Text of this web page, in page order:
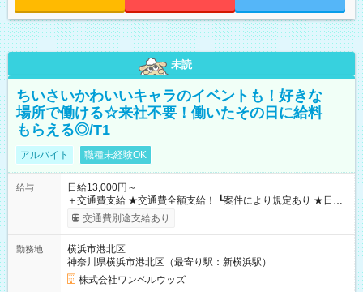
未読
ちいさいかわいいキャラのイベントも！好きな
場所で働ける☆来社不要！働いたその日に給料
もらえる◎/T1
アルバイト 職種未経験OK
給与
日給13,000円～
＋交通費支給 ★交通費全額支給！ ┗案件により規定あり ★日払
いOK！（規定あり） ┗働いたその日に現金GET♪ お仕事後はコ
ンビニATMから 日払い分を引き落とせます！ 【試用期間】試
交通費別途支給あり
勤務地
横浜市港北区
神奈川県横浜市港北区（最寄り駅：新横浜駅）
株式会社ワンベルウッズ